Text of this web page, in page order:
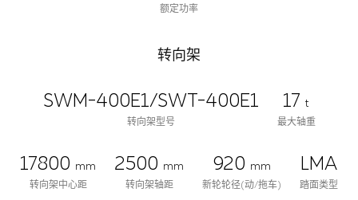
额定功率
转向架
SWM-400E1/SWT-400E1
转向架型号
17 t
最大轴重
17800 mm
转向架中心距
2500 mm
转向架轴距
920 mm
新轮轮径(动/拖车)
LMA
踏面类型